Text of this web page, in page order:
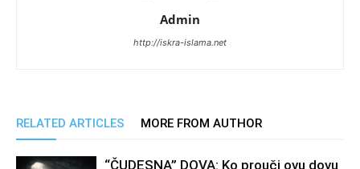
Admin
http://iskra-islama.net
RELATED ARTICLES MORE FROM AUTHOR
“ČUDESNA” DOVA: Ko prouči ovu dovu